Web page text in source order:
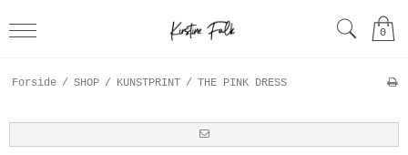
0
Forside / SHOP / KUNSTPRINT / THE PINK DRESS